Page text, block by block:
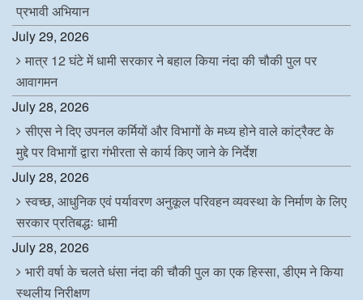
प्रभावी अभियान
July 29, 2026
मात्र 12 घंटे में धामी सरकार ने बहाल किया नंदा की चौकी पुल पर
आवागमन
July 28, 2026
सीएस ने दिए उपनल कर्मियों और विभागों के मध्य होने वाले कांट्रैक्ट के
मुद्दे पर विभागों द्वारा गंभीरता से कार्य किए जाने के निर्देश
July 28, 2026
स्वच्छ, आधुनिक एवं पर्यावरण अनुकूल परिवहन व्यवस्था के निर्माण के लिए
सरकार प्रतिबद्धः धामी
July 28, 2026
भारी वर्षा के चलते धंसा नंदा की चौकी पुल का एक हिस्सा, डीएम ने किया
स्थलीय निरीक्षण